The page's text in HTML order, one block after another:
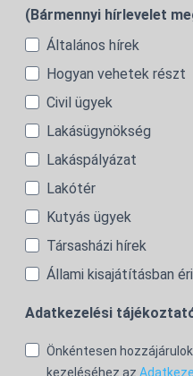
(Bármennyi hírlevelet
Általános hírek
Hogyan vehetek részt
Civil ügyek
Lakásügynökség
Lakáspályázat
Lakótér
Kutyás ügyek
Társasházi hírek
Állami kisajátításban
Adatkezelési
Önkéntesen
kezeléséhez az